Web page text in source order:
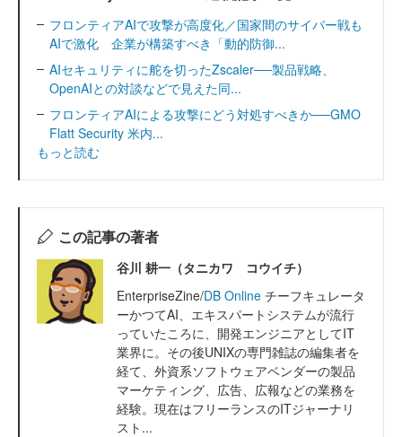
フロンティアAIで攻撃が高度化／国家間のサイバー戦も
AIで激化 企業が構築すべき「動的防御...
AIセキュリティに舵を切ったZscaler──製品戦略、
OpenAIとの対談などで見えた同...
フロンティアAIによる攻撃にどう対処すべきか──GMO
Flatt Security 米内...
もっと読む
この記事の著者
谷川 耕一（タニカワ コウイチ）
EnterpriseZine/DB Online チーフキュレータ
ーかつてAI、エキスパートシステムが流行
っていたころに、開発エンジニアとしてIT
業界に。その後UNIXの専門雑誌の編集者を
経て、外資系ソフトウェアベンダーの製品
マーケティング、広告、広報などの業務を
経験。現在はフリーランスのITジャーナリ
スト...